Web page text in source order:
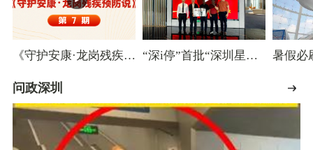
《守护安康·龙岗残疾预
人险十分，酒驾一秒毁
“深i停”首批“深圳星级
暑假必
问政深圳